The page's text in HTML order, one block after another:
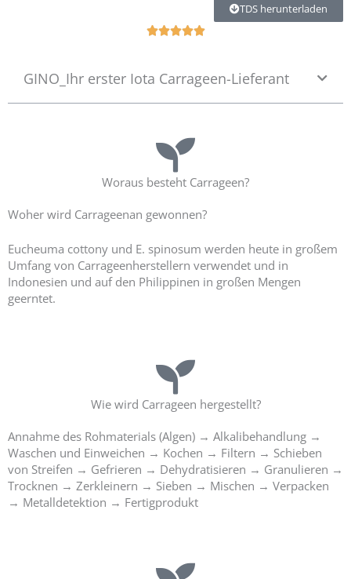
TDS herunterladen
R
e
o
5
GINO_Ihr erster Iota Carrageen-Lieferant
Woraus besteht Carrageen?
Woher wird Carrageenan gewonnen?
Eucheuma cottony und E. spinosum werden heute in großem
Umfang von Carrageenherstellern verwendet und in
Indonesien und auf den Philippinen in großen Mengen
geerntet.
Wie wird Carrageen hergestellt?
Annahme des Rohmaterials (Algen) → Alkalibehandlung →
Waschen und Einweichen → Kochen → Filtern → Schieben
von Streifen → Gefrieren → Dehydratisieren → Granulieren →
Trocknen → Zerkleinern → Sieben → Mischen → Verpacken
→ Metalldetektion → Fertigprodukt